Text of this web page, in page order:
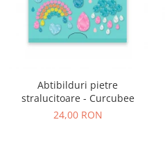
Abtibilduri pietre
stralucitoare - Curcubee
24,00 RON